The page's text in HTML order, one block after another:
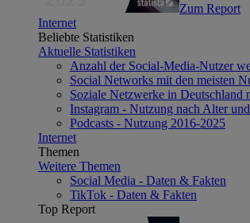
Zum Report
Internet
Beliebte Statistiken
Aktuelle Statistiken
Anzahl der Social-Media-Nutzer
Social Networks mit den meisten
Soziale Netzwerke in Deutschland
Instagram - Nutzung nach Alter
Podcasts - Nutzung 2016-2025
Internet
Themen
Weitere Themen
Social Media - Daten & Fakten
TikTok - Daten & Fakten
Top Report